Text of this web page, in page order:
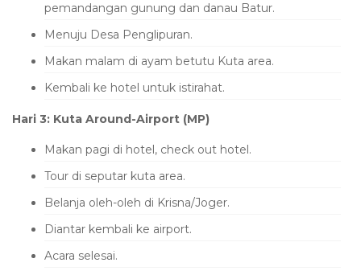
pemandangan gunung dan danau Batur.
Menuju Desa Penglipuran.
Makan malam di ayam betutu Kuta area.
Kembali ke hotel untuk istirahat.
Hari 3: Kuta Around-Airport (MP)
Makan pagi di hotel, check out hotel.
Tour di seputar kuta area.
Belanja oleh-oleh di Krisna/Joger.
Diantar kembali ke airport.
Acara selesai.